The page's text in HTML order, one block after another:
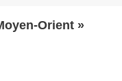
Orient »